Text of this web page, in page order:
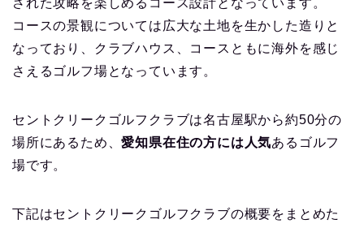
コースの景観については広大な土地を生かした造りと
なっており、クラブハウス、コースともに海外を感じ
さえるゴルフ場となっています。
セントクリークゴルフクラブは名古屋駅から約50分の
場所にあるため、愛知県在住の方には人気あるゴルフ
場です。
下記はセントクリークゴルフクラブの概要をまとめた